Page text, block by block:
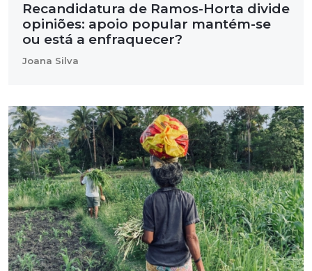
Recandidatura de Ramos-Horta divide
opiniões: apoio popular mantém-se
ou está a enfraquecer?
Joana Silva